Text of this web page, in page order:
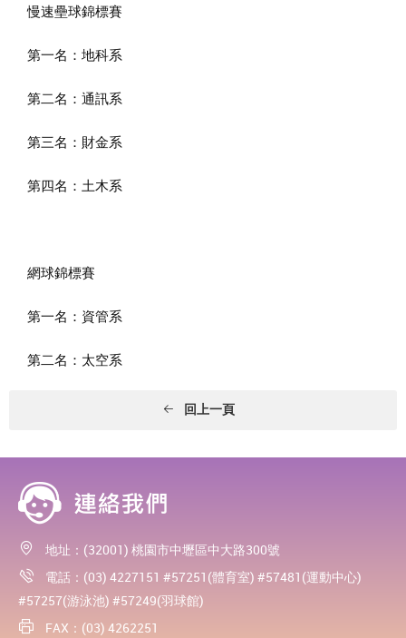
慢速壘球錦標賽
第一名：地科系
第二名：通訊系
第三名：財金系
第四名：土木系
網球錦標賽
第一名：資管系
第二名：太空系
回上一頁
地址：(32001) 桃園市中壢區中大路300號
電話：(03) 4227151 #57251(體育室) #57481(運動中心)
#57257(游泳池) #57249(羽球館)
FAX：(03) 4262251